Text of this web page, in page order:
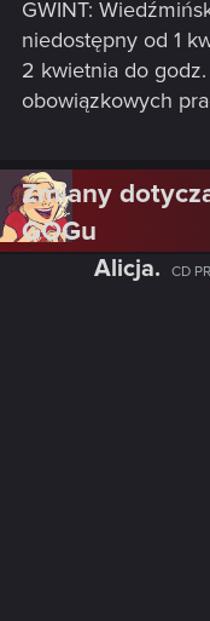
GWINT:
niedostępny od 1
2 kwietnia do
obowiązkowych
Zmiany
GOGu
Alicja. CD